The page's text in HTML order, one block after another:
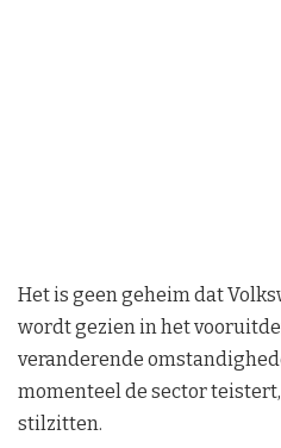
Het is geen geheim dat
wordt gezien in het
veranderende
momenteel de sector
stilzitten.